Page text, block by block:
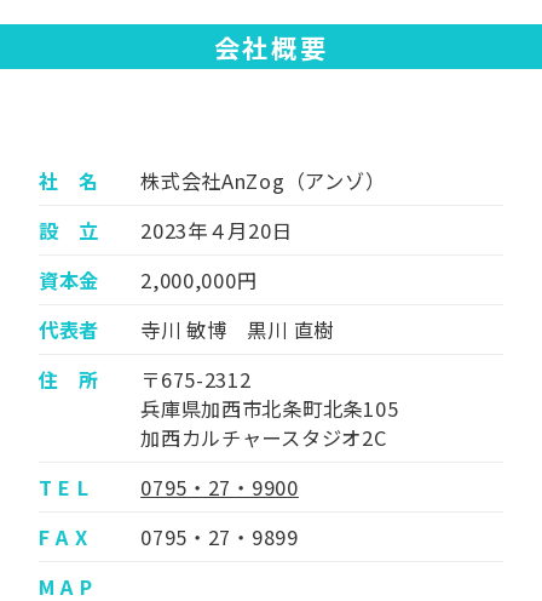
会社概要
社 名
株式会社AnZog（アンゾ）
設 立
2023年４月20日
資本金
2,000,000円
代表者
寺川 敏博 黒川 直樹
住 所
〒675-2312
兵庫県加西市北条町北条105
加西カルチャースタジオ2C
T E L
0795・27・9900
F A X
0795・27・9899
M A P